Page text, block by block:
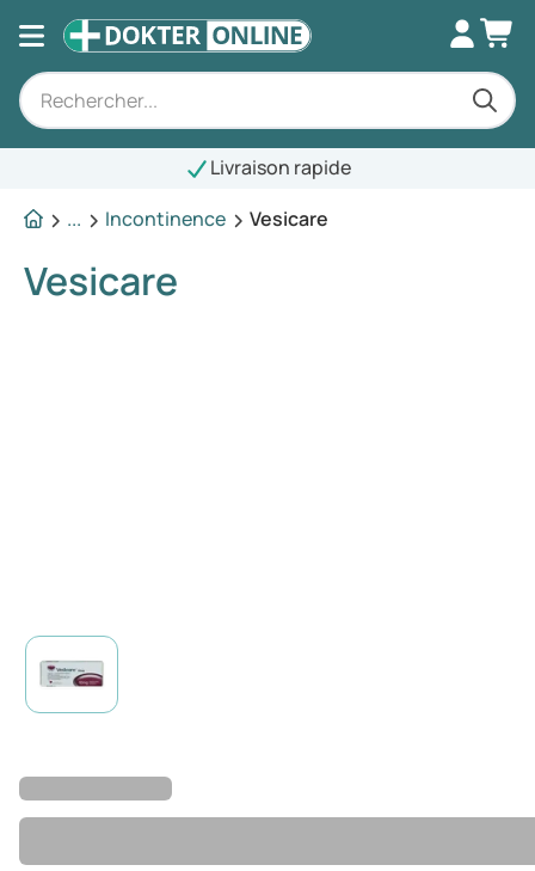
Livraison rapide
...
Incontinence Vesicare
Vesicare